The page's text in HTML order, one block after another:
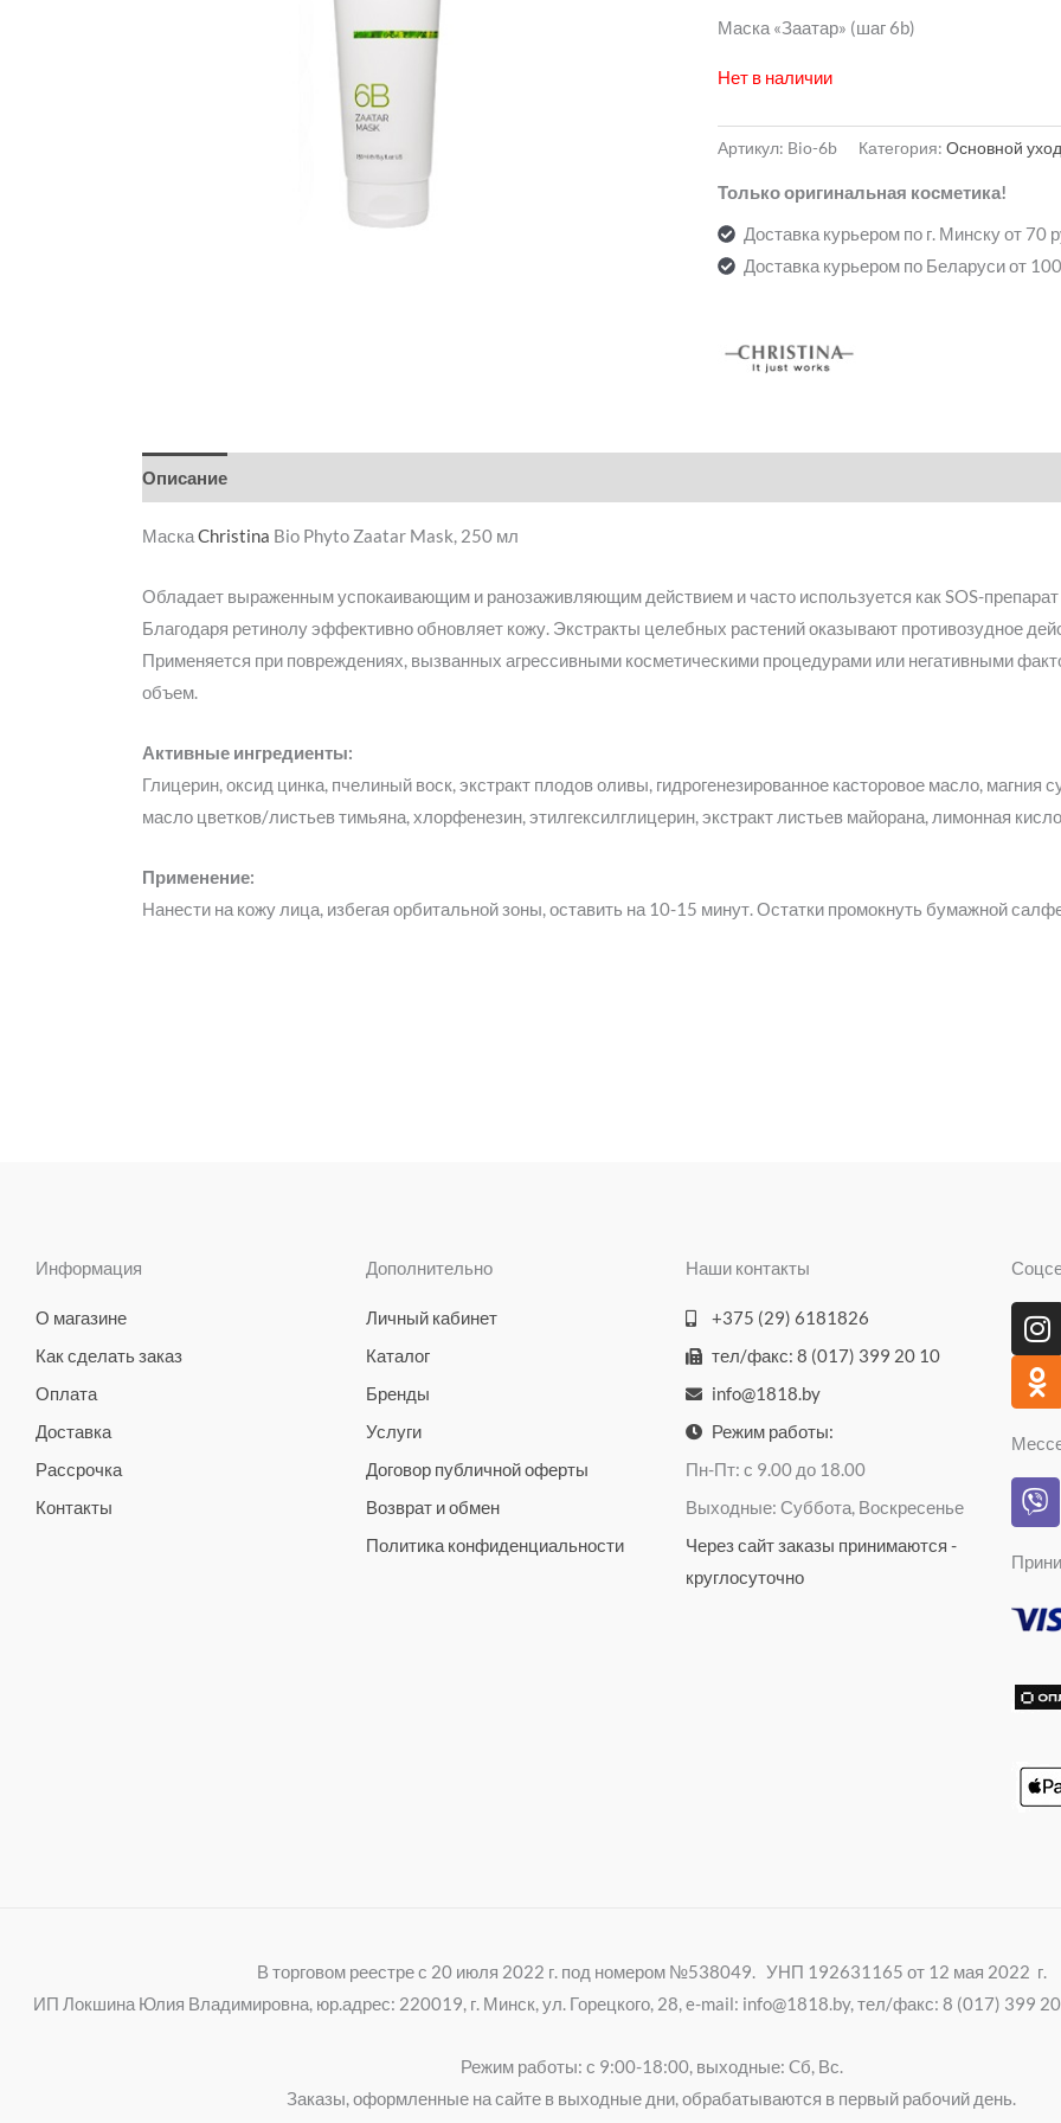
Маска «Заатар» (шаг 6b)
Нет в наличии
Артикул: Bio-6b Категория: Основной уход
Только оригинальная косметика!
Доставка курьером по г. Минску от 70
Доставка курьером по Беларуси от
Описание
МаскаChristina Bio Phyto Zaatar Mask, 250 мл
Обладает выраженным успокаивающим и ранозаживляющим действием и часто используется как SOS-
Благодаря ретинолу эффективно обновляет кожу. Экстракты целебных растений оказывают противозудное
Применяется при повреждениях, вызванных агрессивными косметическими процедурами или негативными
объем.
Активные ингредиенты:
Глицерин, оксид цинка, пчелиный воск, экстракт плодов оливы, гидрогенезированное касторовое масло, магния
масло цветков/листьев тимьяна, хлорфенезин, этилгексилглицерин, экстракт листьев майорана, лимонная
Применение:
Нанести на кожу лица, избегая орбитальной зоны, оставить на 10-15 минут. Остатки промокнуть бумажной
Информация
О магазине
Как сделать заказ
Оплата
Доставка
Рассрочка
Контакты
Дополнительно
Личный кабинет
Каталог
Бренды
Услуги
Договор публичной оферты
Возврат и обмен
Политика конфиденциальности
Наши контакты
+375 (29) 6181826
тел/факс: 8 (017) 399 20 10
info@1818.by
Режим работы:
Пн-Пт: с 9.00 до 18.00
Выходные: Суббота, Воскресенье
Через сайт заказы принимаются -
круглосуточно
I
n
s
t
a
r
a
m
O
d
n
o
k
a
s
s
i
k
V
i
e
В торговом реестре с 20 июля 2022 г. под номером №538049. УНП 192631165 от 12 мая 2022 г.
ИП Локшина Юлия Владимировна, юр.адрес: 220019, г. Минск, ул. Горецкого, 28, e-mail: info@1818.by, тел/факс: 8 (017) 399
Режим работы: с 9:00-18:00, выходные: Cб, Вс.
Заказы, оформленные на сайте в выходные дни, обрабатываются в первый рабочий день.